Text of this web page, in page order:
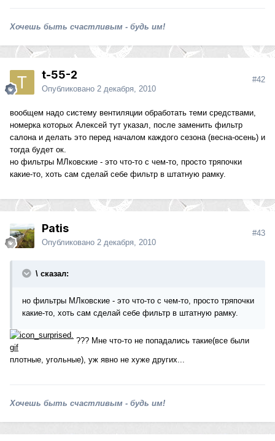
Хочешь быть счастливым - будь им!
t-55-2
Опубликовано 2 декабря, 2010
#42
вообщем надо систему вентиляции обработать теми средствами,
номерка которых Алексей тут указал, после заменить фильтр
салона и делать это перед началом каждого сезона (весна-осень) и
тогда будет ок.
но фильтры МЛковские - это что-то с чем-то, просто тряпочки
какие-то, хоть сам сделай себе фильтр в штатную рамку.
Patis
Опубликовано 2 декабря, 2010
#43
\ сказал:
но фильтры МЛковские - это что-то с чем-то, просто тряпочки
какие-то, хоть сам сделай себе фильтр в штатную рамку.
??? Мне что-то не попадались такие(все были
плотные, угольные), уж явно не хуже других...
Хочешь быть счастливым - будь им!